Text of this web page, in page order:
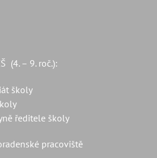
(4. – 9. roč.):
školy
ředitele školy
pracoviště